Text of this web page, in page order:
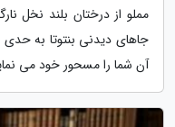
مملو از درختان بلند نخل
جاهای دیدنی بنتوتا به
آن شما را مسحور خود می